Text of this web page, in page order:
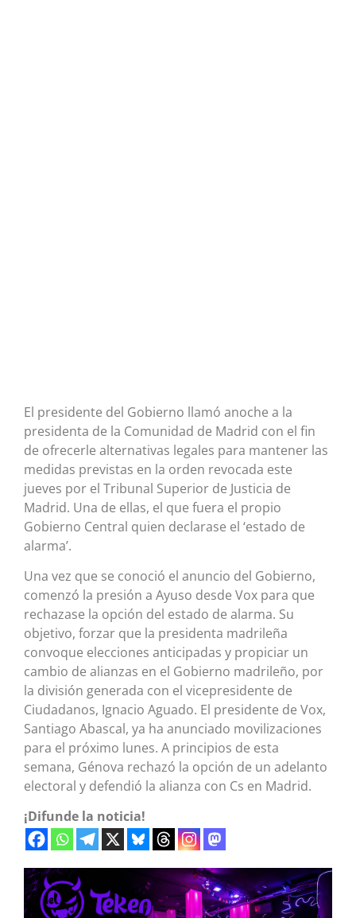
El presidente del Gobierno llamó anoche a la
presidenta de la Comunidad de Madrid con el fin
de ofrecerle alternativas legales para mantener las
medidas previstas en la orden revocada este
jueves por el Tribunal Superior de Justicia de
Madrid. Una de ellas, el que fuera el propio
Gobierno Central quien declarase el ‘estado de
alarma’.
Una vez que se conoció el anuncio del Gobierno,
comenzó la presión a Ayuso desde Vox para que
rechazase la opción del estado de alarma. Su
objetivo, forzar que la presidenta madrileña
convoque elecciones anticipadas y propiciar un
cambio de alianzas en el Gobierno madrileño, por
la división generada con el vicepresidente de
Ciudadanos, Ignacio Aguado. El presidente de Vox,
Santiago Abascal, ya ha anunciado movilizaciones
para el próximo lunes. A principios de esta
semana, Génova rechazó la opción de un adelanto
electoral y defendió la alianza con Cs en Madrid.
¡Difunde la noticia!